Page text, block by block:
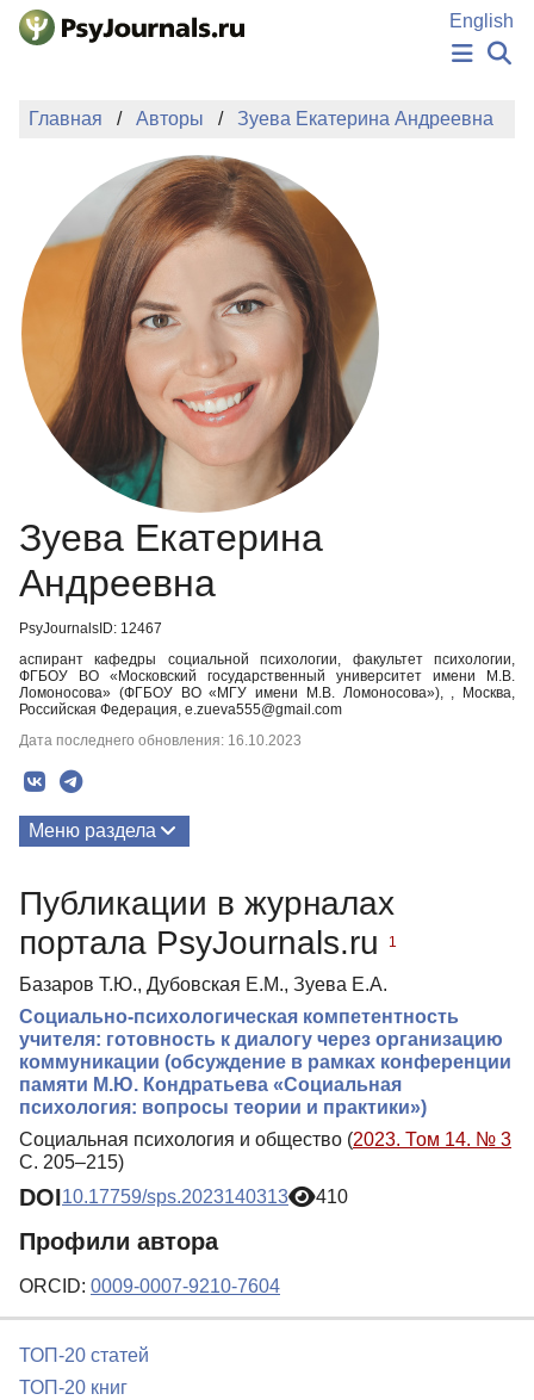
Перейти к основному содержанию
English
НОВОСТИ
АВТОРЫ
ПОДАТЬ РУКОПИСЬ
БАЗА ЗНАНИЙ
КЛЮЧЕВЫЕ СЛОВА
Регистрация
Главная Авторы Зуева Екатерина Андреевна
Зуева Екатерина
Андреевна
PsyJournalsID: 12467
аспирант кафедры социальной психологии, факультет психологии,
ФГБОУ ВО «Московский государственный университет имени М.В.
Ломоносова» (ФГБОУ ВО «МГУ имени М.В. Ломоносова»), , Москва,
Российская Федерация, e.zueva555@gmail.com
Дата последнего обновления: 16.10.2023
Меню раздела
Публикации в журналах
портала PsyJournals.ru
1
Базаров Т.Ю., Дубовская Е.М., Зуева Е.А.
Социально-психологическая компетентность
учителя: готовность к диалогу через организацию
коммуникации (обсуждение в рамках конференции
памяти М.Ю. Кондратьева «Социальная
психология: вопросы теории и практики»)
Социальная психология и общество (2023. Том 14. № 3
С. 205–215)
DOI10.17759/sps.2023140313 410
Профили автора
ORCID: 0009-0007-9210-7604
ТОП-20 статей
ТОП-20 книг